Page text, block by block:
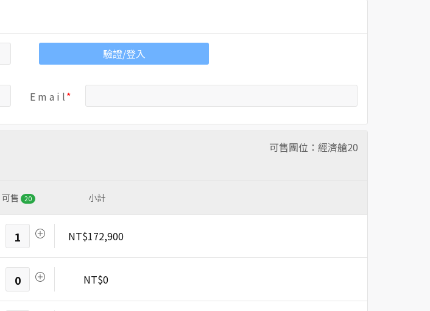
驗證/登入
E m a i l
可售團位：經濟艙20
可售 20 小計
1 NT$172,900
0 NT$0